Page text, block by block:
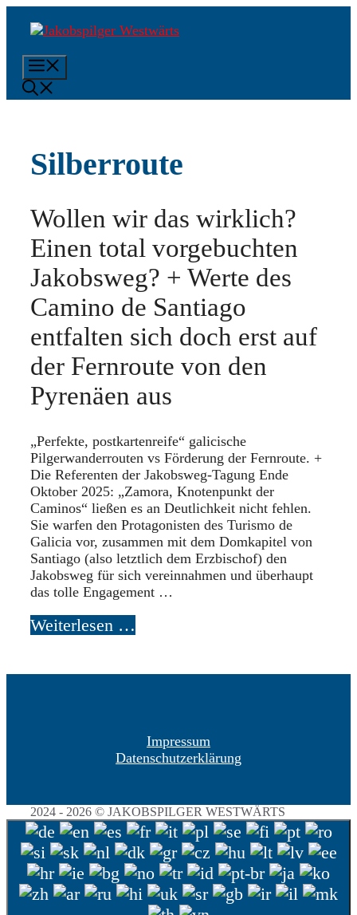
Inhalt
Silberroute
Wollen wir das wirklich?
Einen total vorgebuchten
Jakobsweg? + Werte des
Camino de Santiago
entfalten sich doch erst auf
der Fernroute von den
Pyrenäen aus
„Perfekte, postkartenreife“ galicische
Pilgerwanderrouten vs Förderung der Fernroute. +
Die Referenten der Jakobsweg-Tagung Ende
Oktober 2025: „Zamora, Knotenpunkt der
Caminos“ ließen es an Deutlichkeit nicht fehlen.
Sie warfen den Protagonisten des Turismo de
Galicia vor, zusammen mit dem Domkapitel von
Santiago (also letztlich dem Erzbischof) den
Jakobsweg für sich vereinnahmen und überhaupt
das tolle Engagement …
Weiterlesen …
Impressum
Datenschutzerklärung
2024 - 2026 © JAKOBSPILGER WESTWÄRTS